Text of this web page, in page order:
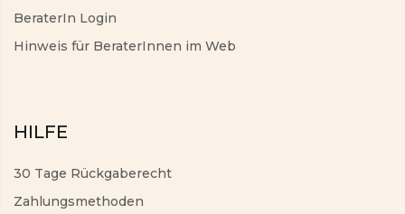
BeraterIn Login
Hinweis für BeraterInnen im Web
HILFE
30 Tage Rückgaberecht
Zahlungsmethoden